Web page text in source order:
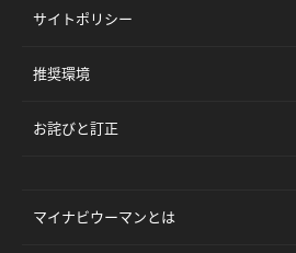
サイトポリシー
推奨環境
お詫びと訂正
マイナビウーマンとは